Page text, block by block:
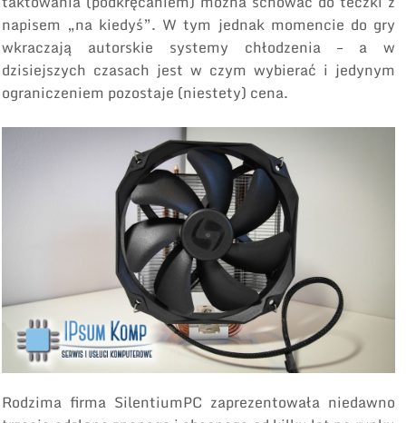
napisem „na kiedyś”. W tym jednak momencie do gry
wkraczają autorskie systemy chłodzenia – a w
dzisiejszych czasach jest w czym wybierać i jedynym
ograniczeniem pozostaje (niestety) cena.
Rodzima firma SilentiumPC zaprezentowała niedawno